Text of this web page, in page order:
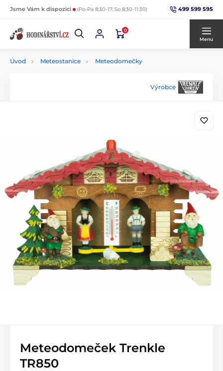
Jsme Vám k dispozici (Po-Pá 8:30-17, So 8:30-11:30) 499 599 595
0
Menu
Úvod Meteostanice Meteodomečky
Výrobce
Meteodomeček Trenkle
TR850